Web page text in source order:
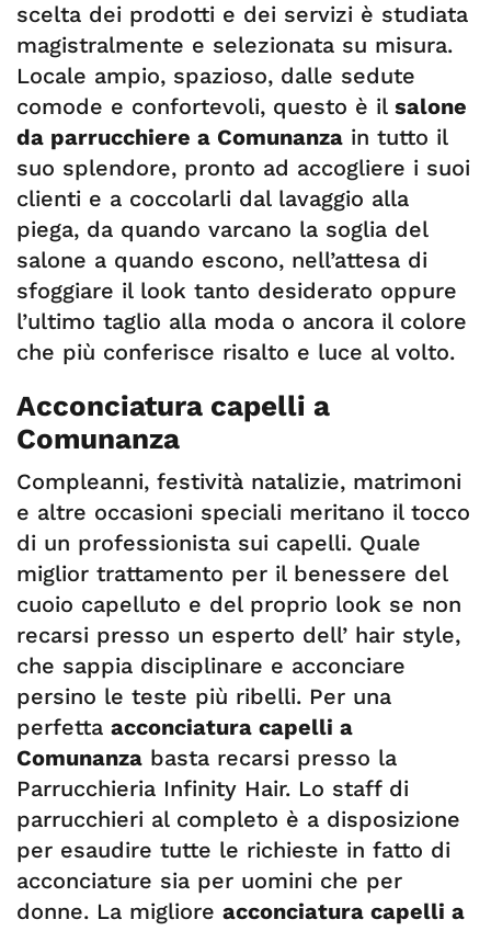
scelta dei prodotti e dei servizi è studiata
magistralmente e selezionata su misura.
Locale ampio, spazioso, dalle sedute
comode e confortevoli, questo è il salone
da parrucchiere a Comunanza in tutto il
suo splendore, pronto ad accogliere i suoi
clienti e a coccolarli dal lavaggio alla
piega, da quando varcano la soglia del
salone a quando escono, nell’attesa di
sfoggiare il look tanto desiderato oppure
l’ultimo taglio alla moda o ancora il colore
che più conferisce risalto e luce al volto.
Acconciatura capelli a
Comunanza
Compleanni, festività natalizie, matrimoni
e altre occasioni speciali meritano il tocco
di un professionista sui capelli. Quale
miglior trattamento per il benessere del
cuoio capelluto e del proprio look se non
recarsi presso un esperto dell’ hair style,
che sappia disciplinare e acconciare
persino le teste più ribelli. Per una
perfetta acconciatura capelli a
Comunanza basta recarsi presso la
Parrucchieria Infinity Hair. Lo staff di
parrucchieri al completo è a disposizione
per esaudire tutte le richieste in fatto di
acconciature sia per uomini che per
donne. La migliore acconciatura capelli a